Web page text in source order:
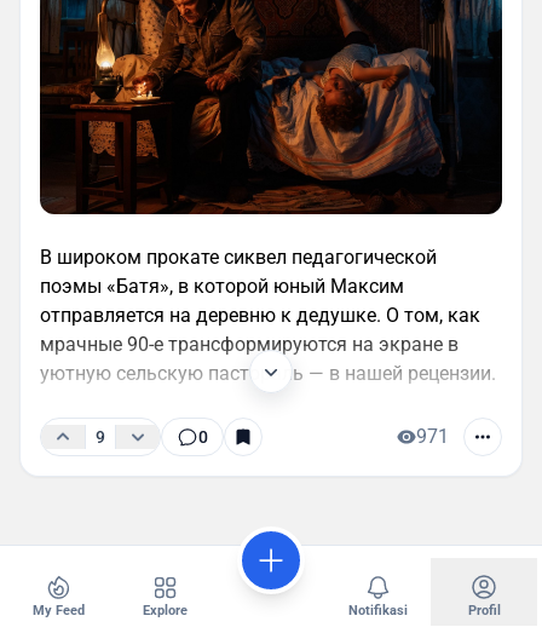
В широком прокате сиквел педагогической
поэмы «Батя», в которой юный Максим
отправляется на деревню к дедушке. О том, как
мрачные 90-е трансформируются на экране в
уютную сельскую пастораль — в нашей рецензии.
9 0 971
My Feed Explore Notifikasi Profil